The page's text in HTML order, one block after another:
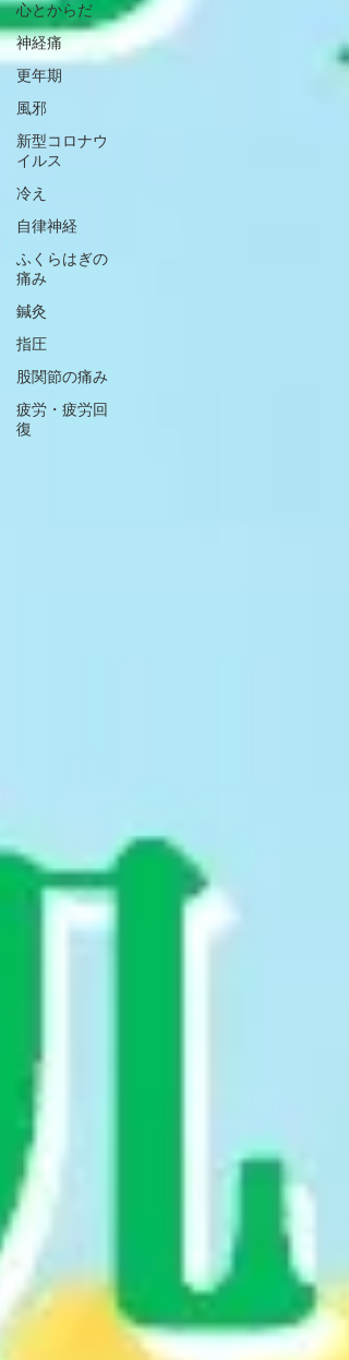
心とからだ
神経痛
更年期
風邪
新型コロナウ
イルス
冷え
自律神経
ふくらはぎの
痛み
鍼灸
指圧
股関節の痛み
疲労・疲労回
復